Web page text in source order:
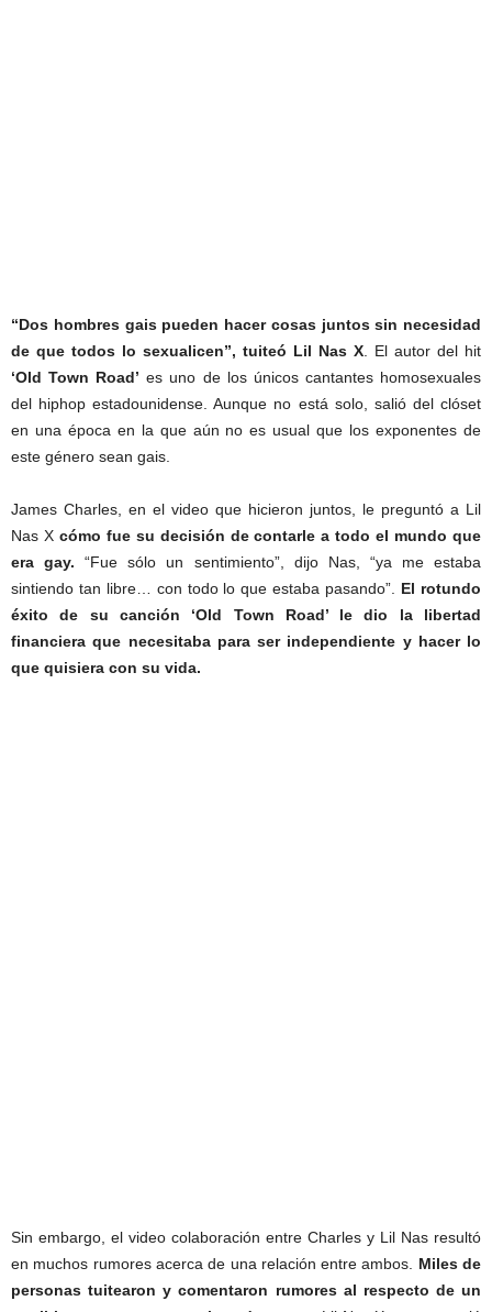
“Dos hombres gais pueden hacer cosas juntos sin necesidad
de que todos lo sexualicen”, tuiteó Lil Nas X . El autor del hit
‘Old Town Road’ es uno de los únicos cantantes homosexuales
del hiphop estadounidense. Aunque no está solo, salió del clóset
en una época en la que aún no es usual que los exponentes de
este género sean gais.
James Charles, en el video que hicieron juntos, le preguntó a Lil
Nas X cómo fue su decisión de contarle a todo el mundo que
era gay. “Fue sólo un sentimiento”, dijo Nas, “ya me estaba
sintiendo tan libre… con todo lo que estaba pasando”. El rotundo
éxito de su canción ‘Old Town Road’ le dio la libertad
financiera que necesitaba para ser independiente y hacer lo
que quisiera con su vida.
Sin embargo, el video colaboración entre Charles y Lil Nas resultó
en muchos rumores acerca de una relación entre ambos. Miles de
personas tuitearon y comentaron rumores al respecto de un